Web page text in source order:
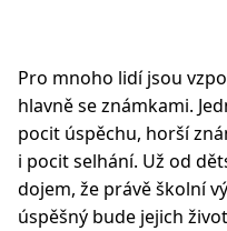
Pro mnoho lidí jsou
hlavně se známkami.
pocit úspěchu, horší
i pocit selhání. Už od
dojem, že právě školní
úspěšný bude jejich